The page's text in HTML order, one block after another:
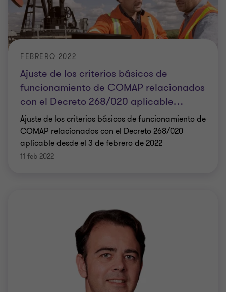
Ajuste de los criterios básicos de
funcionamiento de COMAP relacionados
con el Decreto 268/020 aplicable…
FEBRERO 2022
Ajuste de los criterios básicos de funcionamiento de
COMAP relacionados con el Decreto 268/020
aplicable desde el 3 de febrero de 2022
11 feb 2022